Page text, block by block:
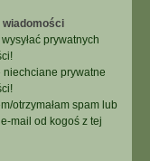
wiadomości
prywatnych
niechciane prywatne
otrzymałam spam lub
mail od kogoś z tej